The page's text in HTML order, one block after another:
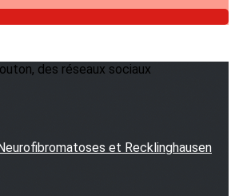
des réseaux sociaux